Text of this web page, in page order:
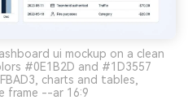
ui mockup on a clean
#0E1B2D and #1D3557
charts and tables,
frame --ar 16:9